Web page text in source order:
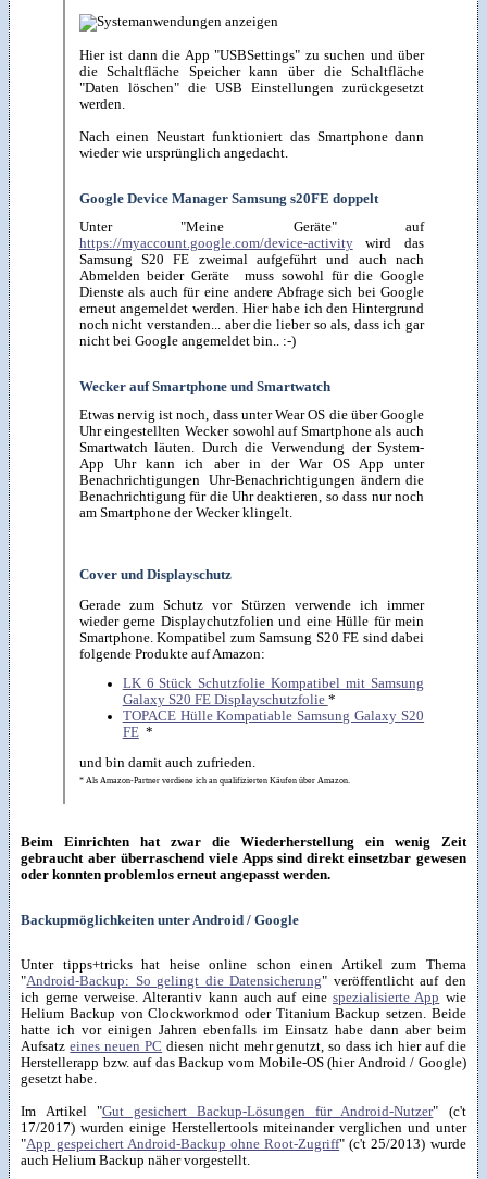
Hier ist dann die App "USBSettings" zu suchen und über
die Schaltfläche Speicher kann über die Schaltfläche
"Daten löschen" die USB Einstellungen zurückgesetzt
werden.
Nach einen Neustart funktioniert das Smartphone dann
wieder wie ursprünglich angedacht.
Google Device Manager Samsung s20FE doppelt
Unter "Meine Geräte" auf
https://myaccount.google.com/device-activitywird das
Samsung S20 FE zweimal aufgeführt und auch nach
Abmelden beider Geräte muss sowohl für die Google
Dienste als auch für eine andere Abfrage sich bei Google
erneut angemeldet werden. Hier habe ich den Hintergrund
noch nicht verstanden... aber die lieber so als, dass ich gar
nicht bei Google angemeldet bin.. :-)
Wecker auf Smartphone und Smartwatch
Etwas nervig ist noch, dass unter Wear OS die über Google
Uhr eingestellten Wecker sowohl auf Smartphone als auch
Smartwatch läuten. Durch die Verwendung der System-
App Uhr kann ich aber in der War OS App unter
Benachrichtigungen Uhr-Benachrichtigungen ändern die
Benachrichtigung für die Uhr deaktieren, so dass nur noch
am Smartphone der Wecker klingelt.
Cover und Displayschutz
Gerade zum Schutz vor Stürzen verwende ich immer
wieder gerne Displaychutzfolien und eine Hülle für mein
Smartphone. Kompatibel zum Samsung S20 FE sind dabei
folgende Produkte auf Amazon:
LK 6 Stück Schutzfolie Kompatibel mit Samsung
Galaxy S20 FE Displayschutzfolie *
TOPACE Hülle Kompatiable Samsung Galaxy S20
FE*
und bin damit auch zufrieden.
* Als Amazon-Partner verdiene ich an qualifizierten Käufen über Amazon.
Beim Einrichten hat zwar die Wiederherstellung ein wenig Zeit
gebraucht aber überraschend viele Apps sind direkt einsetzbar gewesen
oder konnten problemlos erneut angepasst werden.
Backupmöglichkeiten unter Android / Google
Unter tipps+tricks hat heise online schon einen Artikel zum Thema
"Android-Backup: So gelingt die Datensicherung" veröffentlicht auf den
ich gerne verweise. Alterantiv kann auch auf eine spezialisierte App wie
Helium Backup von Clockworkmod oder Titanium Backup setzen. Beide
hatte ich vor einigen Jahren ebenfalls im Einsatz habe dann aber beim
Aufsatzeines neuen PC diesen nicht mehr genutzt, so dass ich hier auf die
Herstellerapp bzw. auf das Backup vom Mobile-OS (hier Android / Google)
gesetzt habe.
Im Artikel "Gut gesichert Backup-Lösungen für Android-Nutzer" (c't
17/2017) wurden einige Herstellertools miteinander verglichen und unter
"App gespeichert Android-Backup ohne Root-Zugriff" (c't 25/2013) wurde
auch Helium Backup näher vorgestellt.